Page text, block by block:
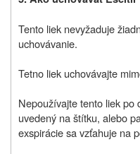
Tento liek nevyžaduje
uchovávanie.
Tetno liek uchovávajte
Nepoužívajte tento liek po
uvedený na štítku, alebo
exspirácie sa vzťahuje na